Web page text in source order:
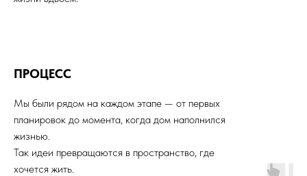
ПРОЦЕСС
Мы были рядом на каждом этапе — от первых
планировок до момента, когда дом наполнился
жизнью.
Так идеи превращаются в пространство, где
хочется жить.